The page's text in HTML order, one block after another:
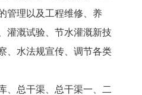
管理以及工程维修、养
灌溉试验、节水灌溉新技
、水法规宣传、调节各类
总干渠、总干渠一、二